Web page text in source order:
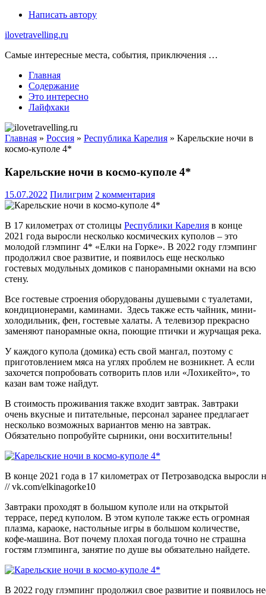
Skip
content
Написать автору
ilovetravelling.ru
Самые интересные места, события, приключения …
Главная
Содержание
Это интересно
Лайфхаки
Главная » Россия » Республика Карелия » Карельские ночи в
космо-куполе 4*
Карельские ночи в космо-куполе 4*
15.07.2022 Пилигрим 2 комментария
В 17 километрах от столицы Республики Карелия в конце
2021 года выросли несколько космических куполов – это
молодой глэмпинг 4* «Елки на Горке». В 2022 году глэмпинг
продолжил свое развитие, и появилось еще несколько
гостевых модульных домиков с панорамными окнами на всю
стену.
Все гостевые строения оборудованы душевыми с туалетами,
кондиционерами, каминами. Здесь также есть чайник, мини-
холодильник, фен, гостевые халаты. А телевизор прекрасно
заменяют панорамные окна, поющие птички и журчащая река.
У каждого купола (домика) есть свой мангал, поэтому с
приготовлением мяса на углях проблем не возникнет. А если
захочется попробовать сотворить плов или «Лохикейто», то
казан вам тоже найдут.
В стоимость проживания также входит завтрак. Завтраки
очень вкусные и питательные, персонал заранее предлагает
несколько возможных вариантов меню на завтрак.
Обязательно попробуйте сырники, они восхитительны!
В конце 2021 года в 17 километрах от Петрозаводска
// vk.com/elkinagorke10
Завтраки проходят в большом куполе или на открытой
террасе, перед куполом. В этом куполе также есть огромная
плазма, караоке, настольные игры в большом количестве,
кофе-машина. Вот почему плохая погода точно не страшна
гостям глэмпинга, занятие по душе вы обязательно найдете.
В 2022 году глэмпинг продолжил свое развитие и появилось